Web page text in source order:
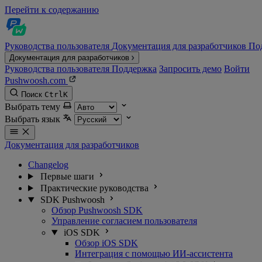
Перейти к содержанию
Руководства пользователя Документация для разработчиков
Документация для разработчиков
Руководства пользователя Поддержка Запросить демо Войти
Pushwoosh.com
Поиск CtrlK
Выбрать тему
Выбрать язык
Документация для разработчиков
Changelog
Первые шаги
Практические руководства
SDK Pushwoosh
Обзор Pushwoosh SDK
Управление согласием пользователя
iOS SDK
Обзор iOS SDK
Интеграция с помощью ИИ-ассистента